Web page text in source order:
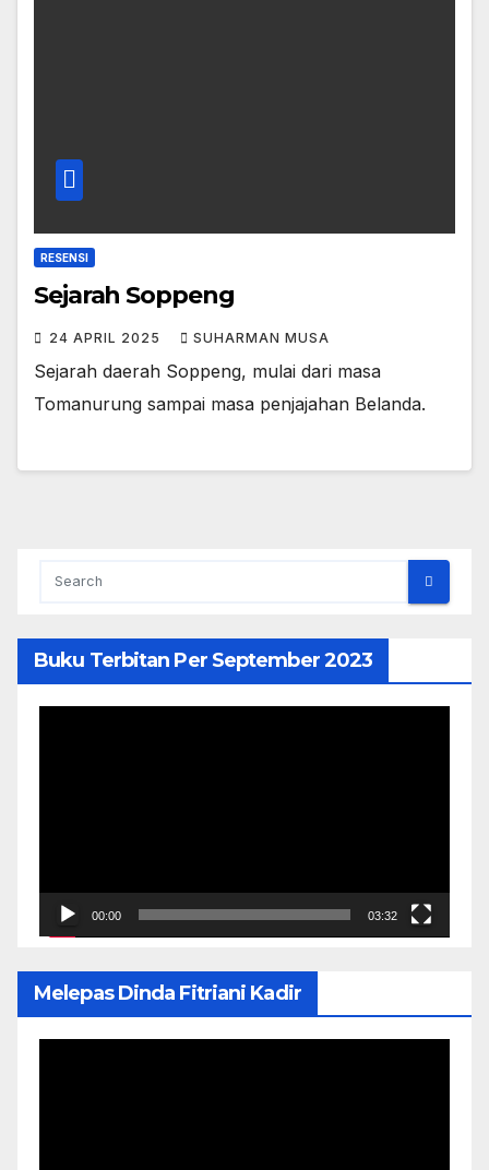
RESENSI
Sejarah Soppeng
24 APRIL 2025 SUHARMAN MUSA
Sejarah daerah Soppeng, mulai dari masa
Tomanurung sampai masa penjajahan Belanda.
Buku Terbitan Per September 2023
00:00 03:32
Melepas Dinda Fitriani Kadir